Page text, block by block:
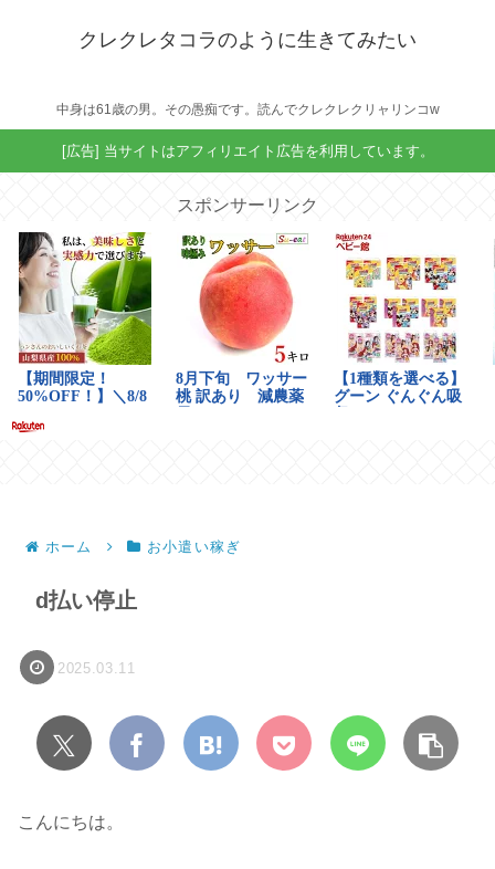
クレクレタコラのように生きてみたい
中身は61歳の男。その愚痴です。読んでクレクレクリャリンコw
[広告] 当サイトはアフィリエイト広告を利用しています。
スポンサーリンク
ホーム お小遣い稼ぎ
d払い停止
2025.03.11
こんにちは。